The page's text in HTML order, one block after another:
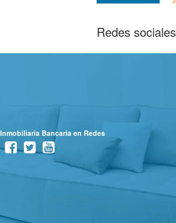
Redes sociales
Inmobiliaria Bancaria en Redes